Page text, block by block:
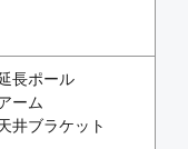
長ポール
ーム
井ブラケット